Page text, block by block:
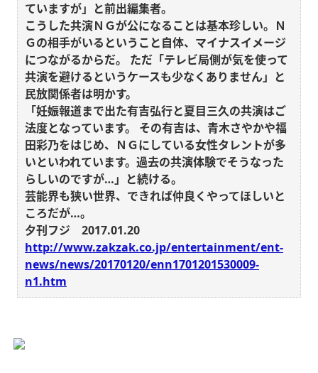
ていますが」と前出編集者。
こうした共演ＮＧが公になることは基本珍しい。Ｎ
Ｇの相手がいるということ自体、マイナスイメージ
につながるからだ。 ただ「テレビ局側が気を使って
共演を避けるというケースも少なくありません」と
民放関係者は明かす。
「妊娠報道まで出た有吉弘行と夏目三久の共演はご
法度となっています。 その有吉は、青木さやかや福
田彩乃をはじめ、ＮＧにしている女性タレントが多
いといわれています。過去の共演体験でそうなった
らしいのですが…」と続ける。
芸能界も狭い世界、できれば仲良くやってほしいと
ころだが…。
夕刊フジ 2017.01.20
http://www.zakzak.co.jp/entertainment/ent-
news/news/20170120/enn1701201530009-
n1.htm